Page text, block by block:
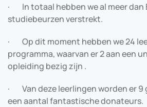
· In totaal hebben we al meer dan
studiebeurzen verstrekt.
· Op dit moment hebben we 24
programma, waarvan er 2 aan een
opleiding bezig zijn .
· Van deze leerlingen worden er 9
een aantal fantastische donateurs.